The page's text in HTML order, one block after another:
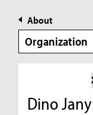
About
Organization
Dino Jany